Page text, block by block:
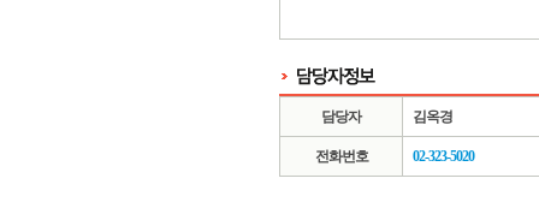
담당자 김옥경
전화번호 02-323-5020